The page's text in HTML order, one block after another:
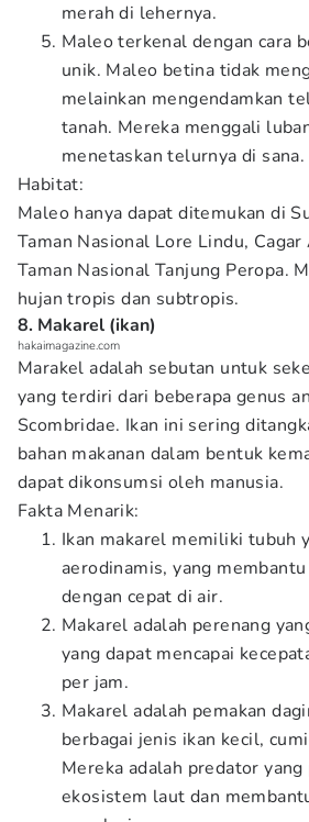
merah di lehernya.
Maleo terkenal dengan cara
unik. Maleo betina tidak
melainkan mengendamkan
tanah. Mereka menggali
menetaskan telurnya di sana.
Habitat:
Maleo hanya dapat ditemukan di
Taman Nasional Lore Lindu,
Taman Nasional Tanjung Peropa.
hujan tropis dan subtropis.
8. Makarel (ikan)
hakaimagazine.com
Marakel adalah sebutan untuk
yang terdiri dari beberapa genus
Scombridae. Ikan ini sering
bahan makanan dalam bentuk
dapat dikonsumsi oleh manusia.
Fakta Menarik:
Ikan makarel memiliki tubuh
aerodinamis, yang
dengan cepat di air.
Makarel adalah perenang
yang dapat mencapai
per jam.
Makarel adalah pemakan
berbagai jenis ikan kecil,
Mereka adalah predator
ekosistem laut dan